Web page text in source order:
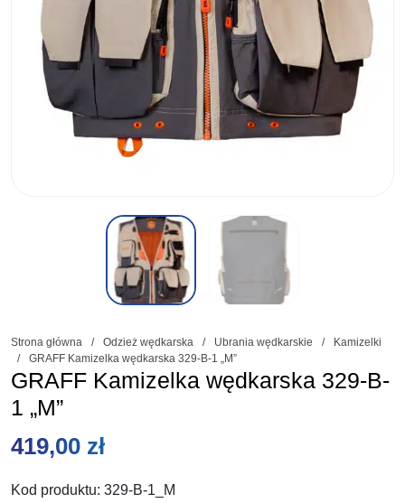
Strona główna / Odzież wędkarska / Ubrania wędkarskie /
Kamizelki
/
GRAFF Kamizelka wędkarska 329-B-1 „M”
GRAFF Kamizelka wędkarska 329-B-
1 „M”
419,00 zł
Kod produktu: 329-B-1_M